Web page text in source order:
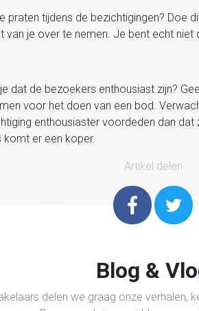
praten tijdens de bezichtigingen? Doe
van je over te nemen. Je bent echt
dat de bezoekers enthousiast zijn?
voor het doen van een bod.
enthousiaster voordeden dan
komt er een koper.
Artikel delen
Blog &
delen we graag onze verhalen,